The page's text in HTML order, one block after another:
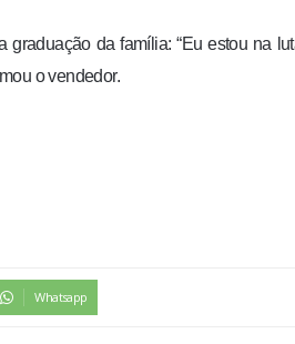
da família: “Eu estou na
o vendedor.
Whatsapp